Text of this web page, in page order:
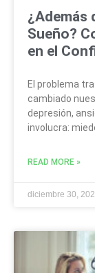
¿Además
Sueño?
en el
El problema
cambiado
depresión,
involucra:
READ MORE »
diciembre 30,